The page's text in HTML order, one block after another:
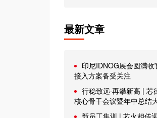
最新文章
印尼IDNOG展会圆满
接入方案备受关注
行稳致远·再攀新高 | 芯
核心骨干会议暨年中总结
新员工集训 | 芯火相传